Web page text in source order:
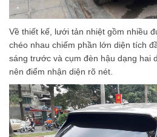
Về thiết kế, lưới tản nhiệt gồm nhiều
chéo nhau chiếm phần lớn diện tích
sáng trước và cụm đèn hậu dạng hai
nên điểm nhận diện rõ nét.